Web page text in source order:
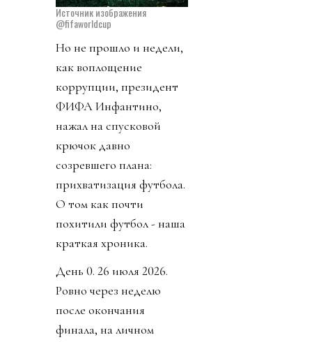
Источник изображения
@fifaworldcup
Но не прошло и недели,
как воплощение
коррупции, президент
ФИФА Инфантино,
нажал на спусковой
крючок давно
созревшего плана:
прихватизация футбола.
О том как почти
похитили футбол - наша
краткая хроника.
День 0. 26 июля 2026.
Ровно через неделю
после окончания
финала, на личном